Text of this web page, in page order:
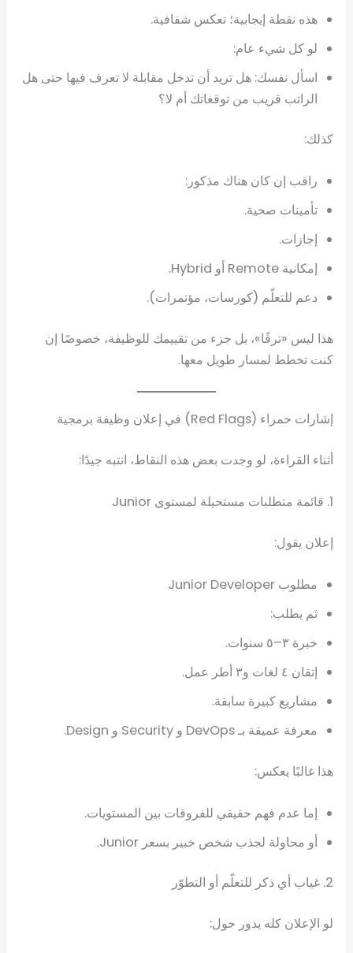
هذه نقطة إيجابية؛ تعكس شفافية.
لو كل شيء عام:
اسأل نفسك: هل تريد أن تدخل مقابلة لا تعرف فيها حتى هل
الراتب قريب من توقعاتك أم لا؟
كذلك:
راقب إن كان هناك مذكور:
تأمينات صحية.
إجازات.
إمكانية Remote أو Hybrid.
دعم للتعلّم (كورسات، مؤتمرات).
هذا ليس «ترفًا»، بل جزء من تقييمك للوظيفة، خصوصًا إن
كنت تخطط لمسار طويل معها.
إشارات حمراء (Red Flags) في إعلان وظيفة برمجية
أثناء القراءة، لو وجدت بعض هذه النقاط، انتبه جيدًا:
1. قائمة متطلبات مستحيلة لمستوى Junior
إعلان يقول:
مطلوب Junior Developer
ثم يطلب:
خبرة ٣–٥ سنوات.
إتقان ٤ لغات و٣ أطر عمل.
مشاريع كبيرة سابقة.
معرفة عميقة بـ DevOps و Security و Design.
هذا غالبًا يعكس:
إما عدم فهم حقيقي للفروقات بين المستويات.
أو محاولة لجذب شخص خبير بسعر Junior.
2. غياب أي ذكر للتعلّم أو التطوّر
لو الإعلان كله يدور حول: